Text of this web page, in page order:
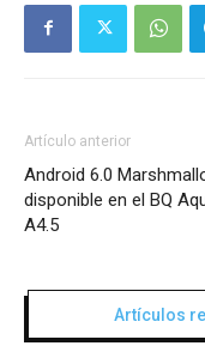
Artículo anterior
Android 6.0
disponible en el BQ
A4.5
Artículos